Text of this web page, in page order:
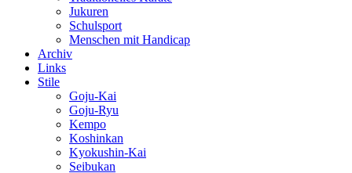
Jukuren
Schulsport
Menschen mit Handicap
Archiv
Links
Stile
Goju-Kai
Goju-Ryu
Kempo
Koshinkan
Kyokushin-Kai
Seibukan